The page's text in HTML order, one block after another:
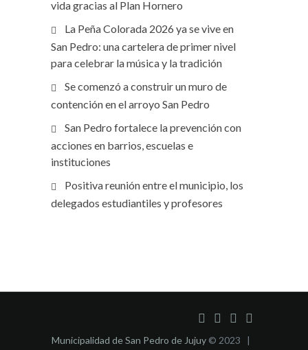
vida gracias al Plan Hornero
La Peña Colorada 2026 ya se vive en
San Pedro: una cartelera de primer nivel
para celebrar la música y la tradición
Se comenzó a construir un muro de
contención en el arroyo San Pedro
San Pedro fortalece la prevención con
acciones en barrios, escuelas e
instituciones
Positiva reunión entre el municipio, los
delegados estudiantiles y profesores
Municipalidad de San Pedro de Jujuy © 2023 |